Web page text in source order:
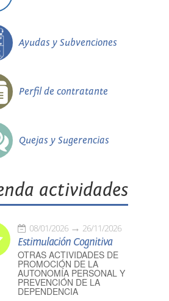
Ayudas y Subvenciones
Perfil de contratante
Quejas y Sugerencias
actividades
08/01/2026 26/11/2026
Estimulación Cognitiva
OTRAS ACTIVIDADES DE
PROMOCIÓN DE LA
AUTONOMÍA PERSONAL Y
PREVENCIÓN DE LA
DEPENDENCIA